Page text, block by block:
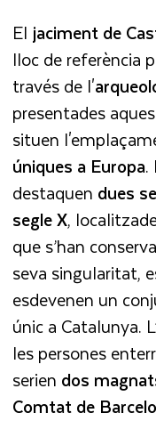
El jaciment de
lloc de referència
través de l'
presentades
situen
úniques a Europa.
destaquen dues
segle X,
que s’han
seva singularitat,
esdevenen un
únic a Catalunya.
les persones
serien dos
Comtat de